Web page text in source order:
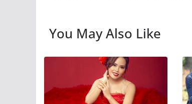
You May Also Like